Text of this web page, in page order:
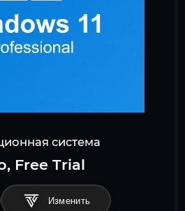
система
Free Trial